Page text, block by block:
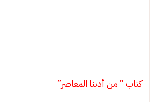
كتاب ” من أدبنا المعاصر”